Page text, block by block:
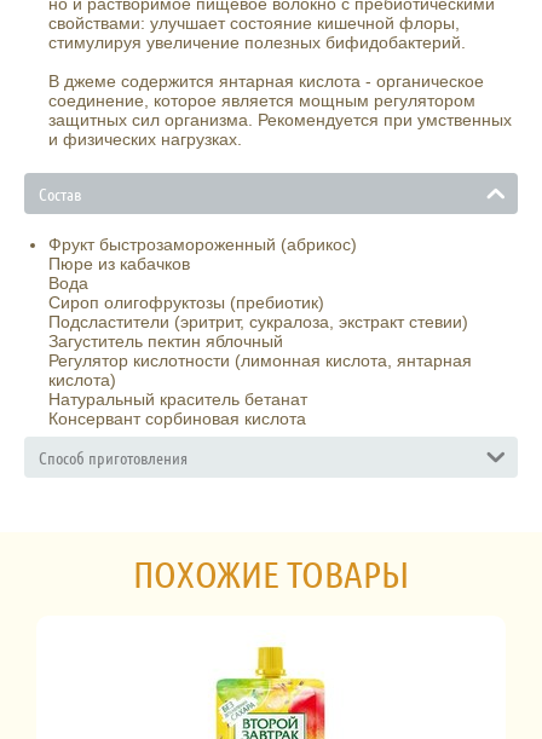
но и растворимое пищевое волокно с пребиотическими
свойствами: улучшает состояние кишечной флоры,
стимулируя увеличение полезных бифидобактерий.
В джеме содержится янтарная кислота - органическое
соединение, которое является мощным регулятором
защитных сил организма. Рекомендуется при умственных
и физических нагрузках.
Состав
Фрукт быстрозамороженный (абрикос)
Пюре из кабачков
Вода
Сироп олигофруктозы (пребиотик)
Подсластители (эритрит, сукралоза, экстракт стевии)
Загуститель пектин яблочный
Регулятор кислотности (лимонная кислота, янтарная
кислота)
Натуральный краситель бетанат
Консервант сорбиновая кислота
Способ приготовления
ПОХОЖИЕ ТОВАРЫ